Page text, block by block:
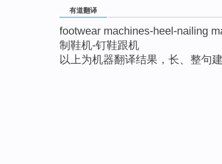
有道翻译
footwear machines-heel-nailing
制鞋机-钉鞋跟机
以上为机器翻译结果，长、整句